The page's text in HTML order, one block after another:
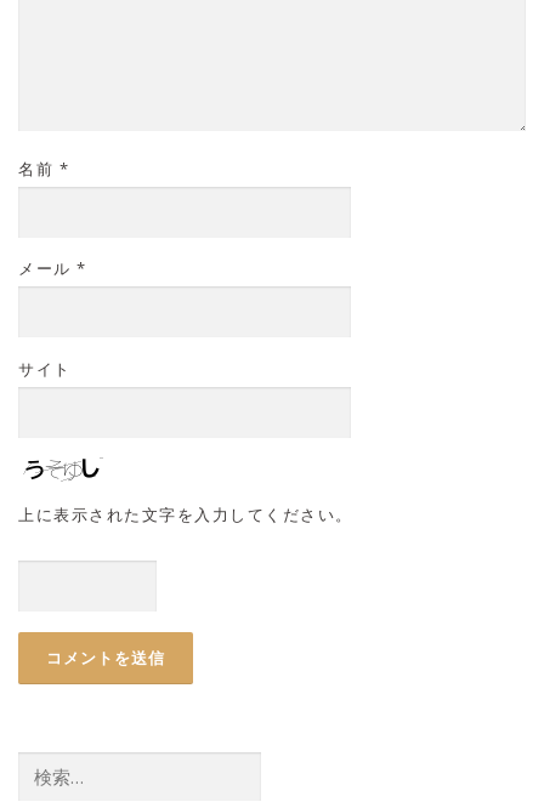
名前 *
メール *
サイト
上に表示された文字を入力してください。
索: